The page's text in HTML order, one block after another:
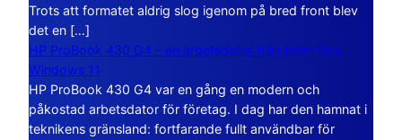
Trots att formatet aldrig slog igenom på bred front blev
det en […]
HP ProBook 430 G4 – en arbetsdator från tiden före
Windows 11
HP ProBook 430 G4 var en gång en modern och
påkostad arbetsdator för företag. I dag har den hamnat i
teknikens gränsland: fortfarande fullt användbar för